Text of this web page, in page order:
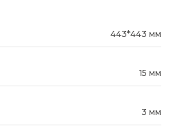
443*443 мм
15 мм
3 мм